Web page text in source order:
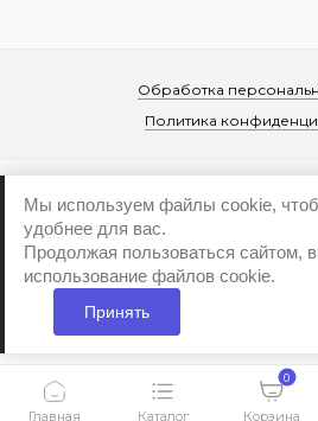
Обработка
Политика
Мы используем файлы cookie,
удобнее для вас.
Продолжая пользоваться сайтом,
использование файлов cookie.
Принять
Главная Каталог
0
Корзина